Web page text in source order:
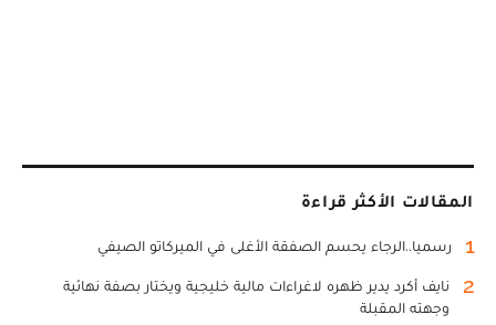
المقالات الأكثر قراءة
1 رسميا..الرجاء يحسم الصفقة الأغلى في الميركاتو الصيفي
2
نايف أكرد يدير ظهره لاغراءات مالية خليجية ويختار بصفة نهائية
وجهته المقبلة